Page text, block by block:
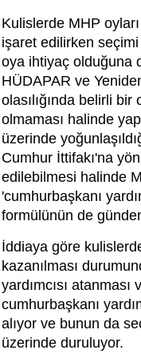
Kulislerde MHP
işaret edilirken
oya ihtiyaç olduğuna
HÜDAPAR ve
olasılığında belirli
olmaması halinde
üzerinde
Cumhur İttifakı'na
edilebilmesi halinde
'cumhurbaşkanı
formülünün de
İddiaya göre
kazanılması
yardımcısı
cumhurbaşkanı
alıyor ve bunun da
üzerinde duruluyor.